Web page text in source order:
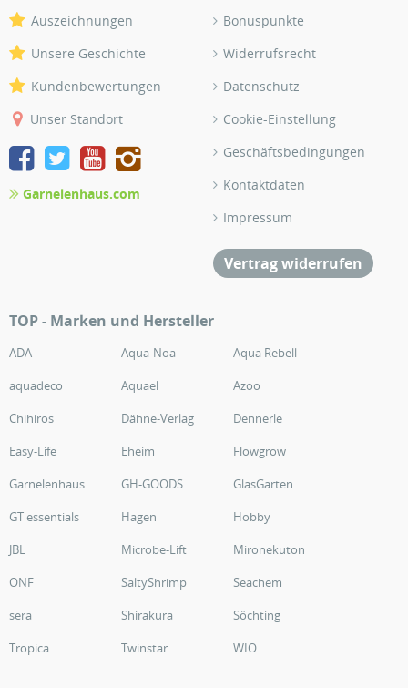
Auszeichnungen
Unsere Geschichte
Kundenbewertungen
Unser Standort
Garnelenhaus.com
Bonuspunkte
Widerrufsrecht
Datenschutz
Cookie-Einstellung
Geschäftsbedingungen
Kontaktdaten
Impressum
Vertrag widerrufen
TOP - Marken und Hersteller
ADA Aqua-Noa
Aqua Rebell
aquadeco
Aquael
Azoo
Chihiros
Dähne-Verlag
Dennerle
Easy-Life
Eheim
Flowgrow
Garnelenhaus
GH-GOODS
GlasGarten
GT essentials
Hagen
Hobby
JBL
Microbe-Lift
Mironekuton
ONF
SaltyShrimp
Seachem
sera
Shirakura
Söchting
Tropica
Twinstar WIO